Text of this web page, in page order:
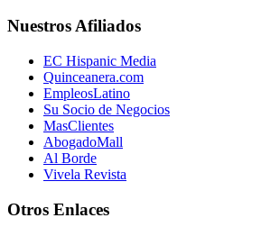
Nuestros Afiliados
EC Hispanic Media
Quinceanera.com
EmpleosLatino
Su Socio de Negocios
MasClientes
AbogadoMall
Al Borde
Vivela Revista
Otros Enlaces